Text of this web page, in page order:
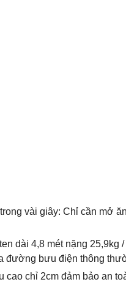
vài giây: Chỉ cần mở
dài 4,8 mét nặng 25,9kg
đường bưu điện thông
cao chỉ 2cm đảm bảo an